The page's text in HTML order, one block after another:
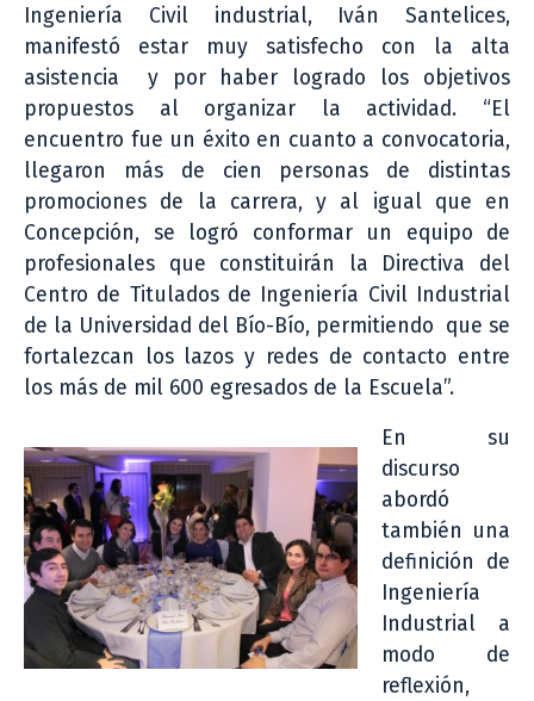
Ingeniería Civil industrial, Iván Santelices,
manifestó estar muy satisfecho con la alta
asistencia y por haber logrado los objetivos
propuestos al organizar la actividad. “El
encuentro fue un éxito en cuanto a convocatoria,
llegaron más de cien personas de distintas
promociones de la carrera, y al igual que en
Concepción, se logró conformar un equipo de
profesionales que constituirán la Directiva del
Centro de Titulados de Ingeniería Civil Industrial
de la Universidad del Bío-Bío, permitiendo que se
fortalezcan los lazos y redes de contacto entre
los más de mil 600 egresados de la Escuela”.
En su
discurso
abordó
también una
definición de
Ingeniería
Industrial a
modo de
reflexión,